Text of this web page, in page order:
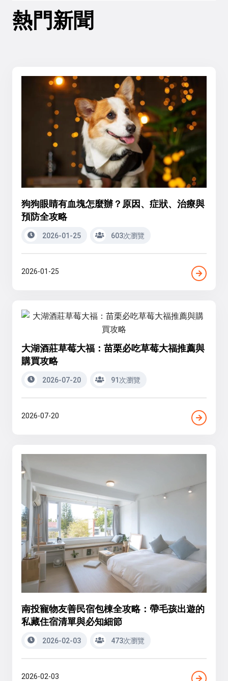
熱門新聞
狗狗眼睛有血塊怎麼辦？原因、症狀、治療與
預防全攻略
2026-01-25 603次瀏覽
2026-01-25
大湖酒莊草莓大福：苗栗必吃草莓大福推薦與
購買攻略
2026-07-20 91次瀏覽
2026-07-20
南投寵物友善民宿包棟全攻略：帶毛孩出遊的
私藏住宿清單與必知細節
2026-02-03 473次瀏覽
2026-02-03